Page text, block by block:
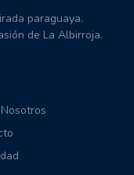
paraguaya.
de La Albirroja.